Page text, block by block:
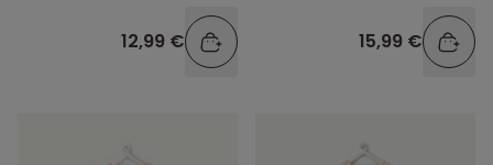
12,99 € 15,99 €